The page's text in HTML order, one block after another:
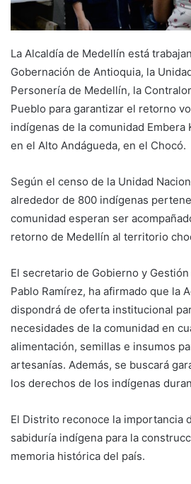
La Alcaldía de Medellín está
Gobernación de Antioquia, la
Personería de Medellín, la
Pueblo para garantizar el retorno
indígenas de la comunidad Embera
en el Alto Andágueda, en el Chocó.
Según el censo de la Unidad
alrededor de 800 indígenas
comunidad esperan ser
retorno de Medellín al territorio
El secretario de Gobierno y
Pablo Ramírez, ha afirmado que la
dispondrá de oferta institucional
necesidades de la comunidad en
alimentación, semillas e insumos
artesanías. Además, se buscará
los derechos de los indígenas
El Distrito reconoce la importancia
sabiduría indígena para la
memoria histórica del país.